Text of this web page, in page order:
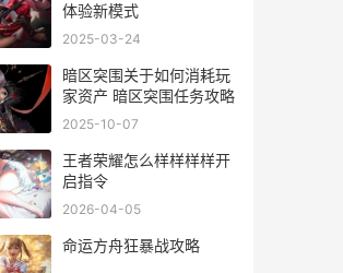
体验新模式
2025-03-24
暗区突围关于如何消耗玩
家资产 暗区突围任务攻略
2025-10-07
王者荣耀怎么样样样样开
启指令
2026-04-05
命运方舟狂暴战攻略